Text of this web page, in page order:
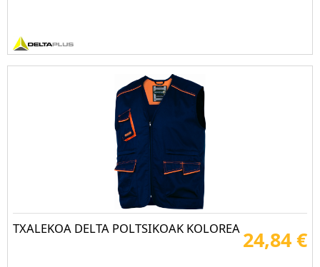
24,84 €
TXALEKOA DELTA POLTSIKOAK KOLOREA